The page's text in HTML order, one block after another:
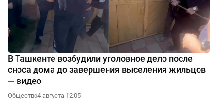
В Ташкенте возбудили уголовное дело после
сноса дома до завершения выселения жильцов
— видео
Общество4 августа 12:05